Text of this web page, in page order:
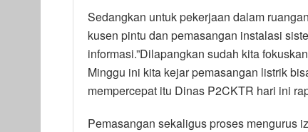
Sedangkan untuk pekerjaan dalam
kusen pintu dan pemasangan instalasi
informasi.”Dilapangkan sudah kita
Minggu ini kita kejar pemasangan listrik
mempercepat itu Dinas P2CKTR hari ini
Pemasangan sekaligus proses mengurus